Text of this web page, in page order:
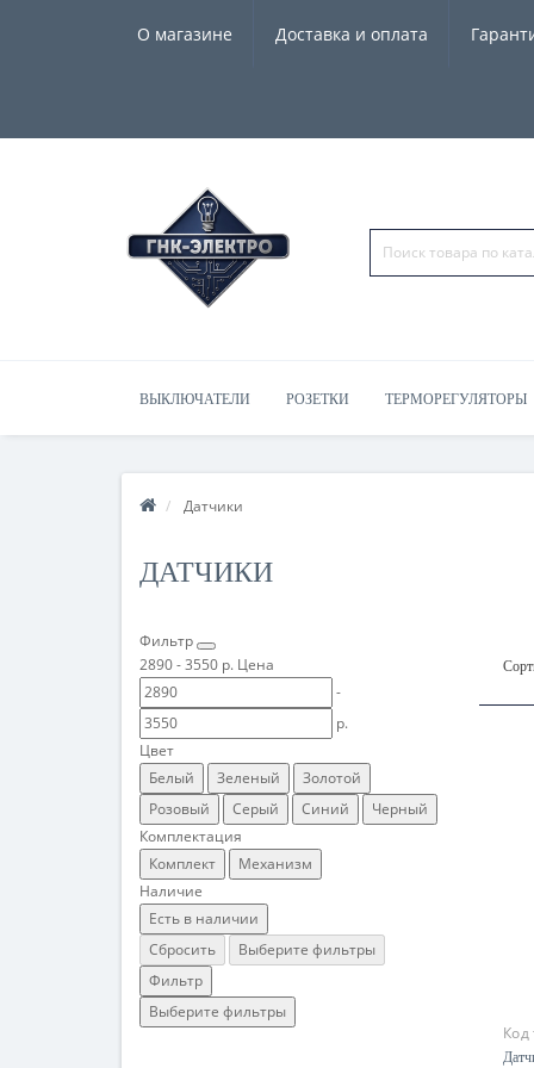
О магазине Доставка и оплата
ВЫКЛЮЧАТЕЛИ РОЗЕТКИ ТЕРМОРЕГУЛЯТОРЫ
ЧАСЫ, КОЛОНКИ
Датчики
ДАТЧИКИ
Фильтр
2890-3550 р. Цена
-
р.
Цвет
Белый
Зеленый
Золотой
Розовый
Серый Синий
Черный
Комплектация
Комплект
Механизм
Наличие
Есть в наличии
Сбросить
Выберите фильтры
Фильтр
Выберите фильтры
Код